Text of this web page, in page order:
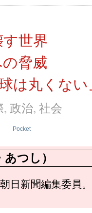
世界
脅威
は丸くな
, 政治, 社会
Pocket
つし）
日新聞編集委員